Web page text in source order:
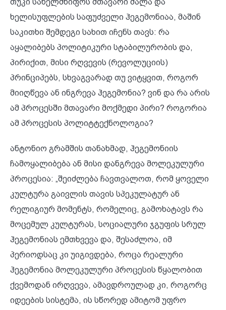
თუკი სახელმწიფოს მთავარი ძალა და
ხელისუფლების საფუძველი ჰეგემონიაა, მაშინ
საკითხი შემდეგი სახით იჩენს თავს: რა
აყალიბებს პოლიტიკური სტაბილურობის და,
პირიქით, მისი რღვევის (რევოლუციის)
პრინციპებს, სხვაგვარად თუ ვიტყვით, როგორ
მიიღწევა ან ინგრევა ჰეგემონია? ვინ და რა არის
ამ პროცესში მთავარი მოქმედი პირი? როგორია
ამ პროცესის პოლიტტექნოლოგია?
ანტონიო გრამშის თანახმად, ჰეგემონიის
ჩამოყალიბება ან მისი დანგრევა მოლეკულური
პროცესია: „შეიძლება ჩავთვალოთ, რომ ყოველი
კულტურა გაივლის თავის სპეკულატურ ან
რელიგიურ მომენტს, რომელიც, გამოხატავს რა
მოცემულ კულტურას, სოციალური ჯგუფის სრულ
ჰეგემონიას ემთხვევა და, შესაძლოა, იმ
პერიოდსაც კი უიგივდება, როცა რეალური
ჰეგემონია მოლეკულური პროცესის წყალობით
ქვემოდან ირღვევა, ამავდროულად კი, როგორც
იდეების სისტემა, ის სწორედ ამიტომ უფრო